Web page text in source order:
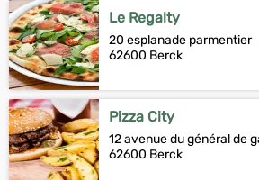
Le Regalty
20 esplanade parmentier
62600 Berck
Pizza City
12 avenue du général de
62600 Berck